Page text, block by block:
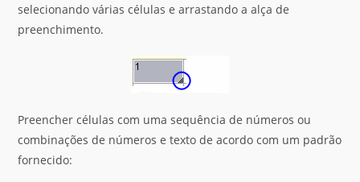
selecionando várias células e arrastando a alça de
preenchimento.
Preencher células com uma sequência de números ou
combinações de números e texto de acordo com um padrão
fornecido: